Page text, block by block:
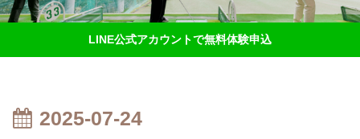
LINE公式アカウントで無料体験申込
2025-07-24